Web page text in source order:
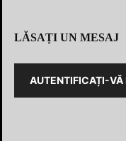
LĂSAȚI UN MESAJ
AUTENTIFICAȚI-VĂ